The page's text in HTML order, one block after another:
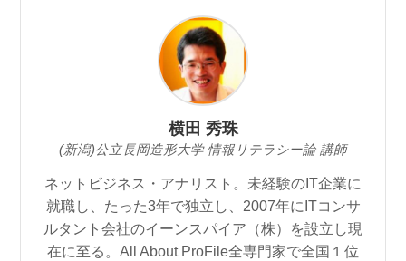
横田 秀珠
(新潟)公立長岡造形大学 情報リテラシー論 講師
ネットビジネス・アナリスト。未経験のIT企業に
就職し、たった3年で独立し、2007年にITコンサ
ルタント会社のイーンスパイア（株）を設立し現
在に至る。All About ProFile全専門家で全国１位